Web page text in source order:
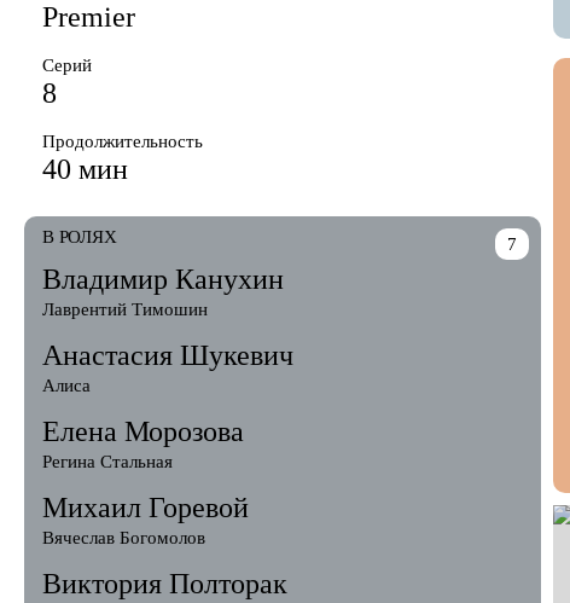
Premier
Серий
8
Продолжительность
40 мин
7
В РОЛЯХ
Владимир Канухин
Лаврентий Тимошин
Анастасия Шукевич
Алиса
Елена Морозова
Регина Стальная
Михаил Горевой
Вячеслав Богомолов
Виктория Полторак